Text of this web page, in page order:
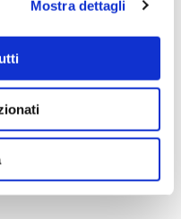
Mostra dettagli
hazardous
for
(Replaces M341). Il
adesivi, alle pitture e
inchiostri da stampa e